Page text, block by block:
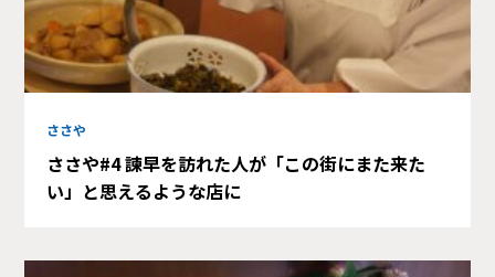
ささや
ささや#4 諫早を訪れた人が「この街にまた来た
い」と思えるような店に